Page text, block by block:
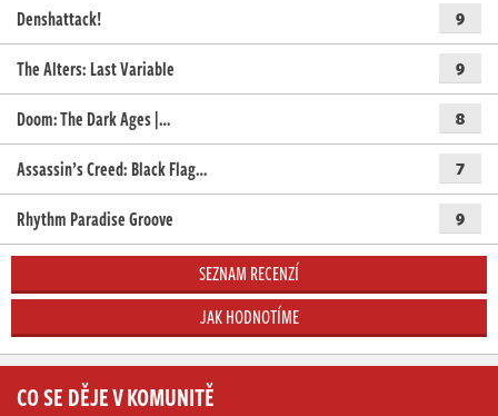
Denshattack! 9
The Alters: Last Variable 9
Doom: The Dark Ages |… 8
Assassin’s Creed: Black Flag… 7
Rhythm Paradise Groove 9
SEZNAM RECENZÍ
JAK HODNOTÍME
CO SE DĚJE V KOMUNITĚ